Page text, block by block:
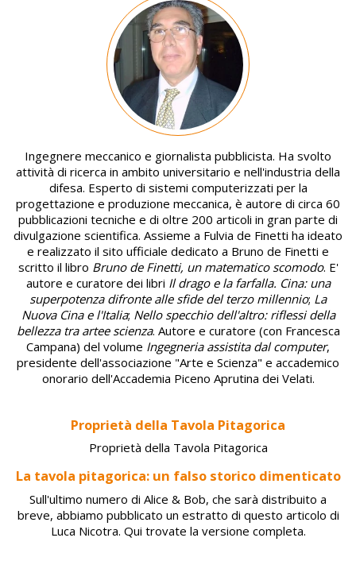
Ingegnere meccanico e giornalista pubblicista. Ha svolto
attività di ricerca in ambito universitario e nell'industria della
difesa. Esperto di sistemi computerizzati per la
progettazione e produzione meccanica, è autore di circa 60
pubblicazioni tecniche e di oltre 200 articoli in gran parte di
divulgazione scientifica. Assieme a Fulvia de Finetti ha ideato
e realizzato il sito ufficiale dedicato a Bruno de Finetti e
scritto il libro Bruno de Finetti, un matematico scomodo. E'
autore e curatore dei libri Il drago e la farfalla. Cina: una
superpotenza difronte alle sfide del terzo millennio; La
Nuova Cina e l'Italia; Nello specchio dell'altro: riflessi della
bellezza tra artee scienza. Autore e curatore (con Francesca
Campana) del volume Ingegneria assistita dal computer,
presidente dell'associazione "Arte e Scienza" e accademico
onorario dell'Accademia Piceno Aprutina dei Velati.
Proprietà della Tavola Pitagorica
Proprietà della Tavola Pitagorica
La tavola pitagorica: un falso storico dimenticato
Sull'ultimo numero di Alice & Bob, che sarà distribuito a
breve, abbiamo pubblicato un estratto di questo articolo di
Luca Nicotra. Qui trovate la versione completa.